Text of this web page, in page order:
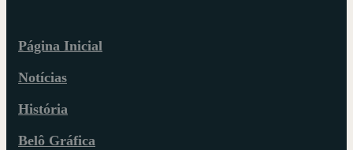
Página Inicial
Notícias
História
Belô Gráfica